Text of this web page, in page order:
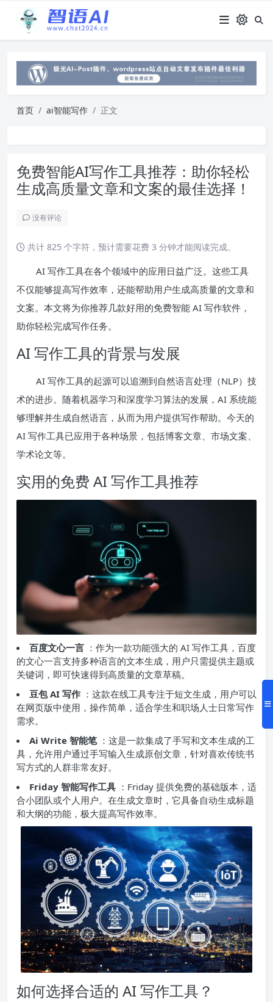
首页 ai智能写作 正文
免费智能AI写作工具推荐：助你轻松
生成高质量文章和文案的最佳选择！
没有评论
共计 825 个字符，预计需要花费 3 分钟才能阅读完成。
AI 写作工具在各个领域中的应用日益广泛。这些工具
不仅能够提高写作效率，还能帮助用户生成高质量的文章和
文案。本文将为你推荐几款好用的免费智能 AI 写作软件，
助你轻松完成写作任务。
AI 写作工具的背景与发展
AI 写作工具的起源可以追溯到自然语言处理（NLP）技
术的进步。随着机器学习和深度学习算法的发展，AI 系统能
够理解并生成自然语言，从而为用户提供写作帮助。今天的
AI 写作工具已应用于各种场景，包括博客文章、市场文案、
学术论文等。
实用的免费 AI 写作工具推荐
百度文心一言 ：作为一款功能强大的 AI 写作工具，百度
的文心一言支持多种语言的文本生成，用户只需提供主题或
关键词，即可快速得到高质量的文章草稿。
豆包 AI 写作 ：这款在线工具专注于短文生成，用户可以
在网页版中使用，操作简单，适合学生和职场人士日常写作
需求。
Ai Write 智能笔 ：这是一款集成了手写和文本生成的工
具，允许用户通过手写输入生成原创文章，针对喜欢传统书
写方式的人群非常友好。
Friday 智能写作工具 ：Friday 提供免费的基础版本，适
合小团队或个人用户。在生成文章时，它具备自动生成标题
和大纲的功能，极大提高写作效率。
如何选择合适的 AI 写作工具？